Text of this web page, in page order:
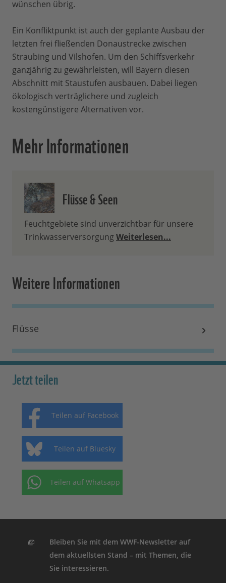
wünschen übrig.
Ein Konfliktpunkt ist auch der geplante Ausbau der
letzten frei fließenden Donaustrecke zwischen
Straubing und Vilshofen. Um den Schiffsverkehr
ganzjährig zu gewährleisten, will Bayern diesen
Abschnitt mit Staustufen ausbauen. Dabei liegen
ökologisch verträglichere und zugleich
kostengünstigere Alternativen vor.
Mehr Informationen
Flüsse & Seen
Feuchtgebiete sind unverzichtbar für unsere
TrinkwasserversorgungWeiterlesen...
Weitere Informationen
Flüsse
Jetzt teilen
Teilen auf Facebook
Teilen auf Bluesky
Teilen auf Whatsapp
Bleiben Sie mit dem WWF-Newsletter auf
dem aktuellsten Stand – mit Themen, die
Sie interessieren.